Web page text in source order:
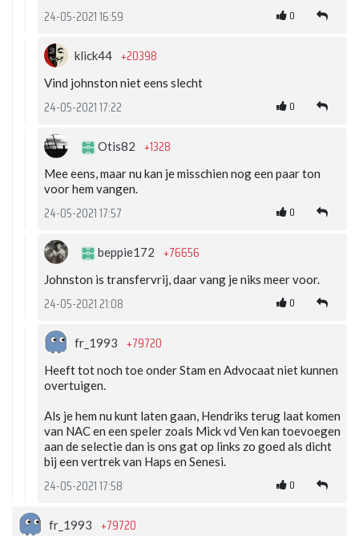
24-05-2021 16:59 0
klick44 +20398
Vind johnston niet eens slecht
24-05-2021 17:22 0
Otis82 +1328
Mee eens, maar nu kan je misschien nog een paar ton
voor hem vangen.
24-05-2021 17:57 0
beppie172 +76656
Johnston is transfervrij, daar vang je niks meer voor.
24-05-2021 21:08 0
fr_1993 +79720
Heeft tot noch toe onder Stam en Advocaat niet kunnen
overtuigen.
Als je hem nu kunt laten gaan, Hendriks terug laat komen
van NAC en een speler zoals Mick vd Ven kan toevoegen
aan de selectie dan is ons gat op links zo goed als dicht
bij een vertrek van Haps en Senesi.
24-05-2021 17:58 0
fr_1993 +79720